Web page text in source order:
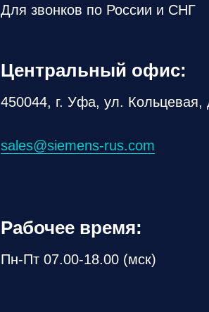
Для звонков по России и СНГ
450044, г. Уфа, ул. Кольцевая,
sales@siemens-rus.com
Центральный офис:
Пн-Пт 07.00-18.00 (мск)
Рабочее время: